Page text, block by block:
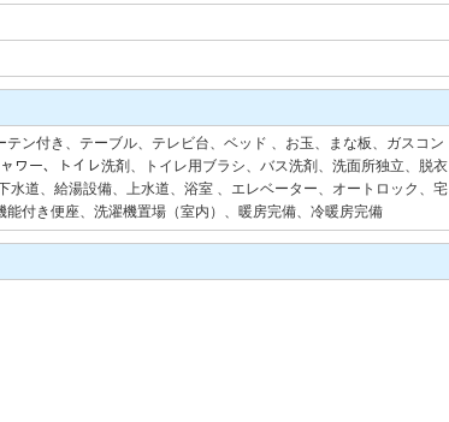
ン付き、テーブル、テレビ台、ベッド 、お玉、まな板、ガスコン
ワー、トイレ洗剤、トイレ用ブラシ、バス洗剤、洗面所独立、脱衣
水道、給湯設備、上水道、浴室 、エレベーター、オートロック、宅
付き便座、洗濯機置場（室内）、暖房完備、冷暖房完備